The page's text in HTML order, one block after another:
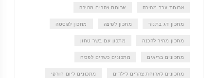
ארוחת ערב מהירה ארוחת צהרים מהירה
מתכון דג בתנור מתכון לפיצה מתכון לפסטה
מתכון מהיר להכנה מתכון עם בשר טחון
מתכונים בריאים מתכונים כשרים לפסח
מתכונים לארוחת צהרים לילדים מתכונים ליום חורפי